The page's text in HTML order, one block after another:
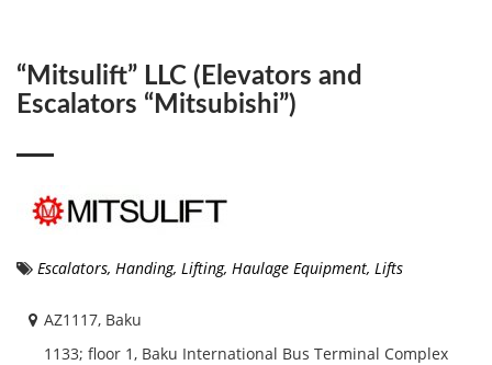
“Mitsulift” LLC (Elevators and
Escalators “Mitsubishi”)
Escalators, Handing, Lifting, Haulage Equipment, Lifts
AZ1117, Baku
1133; floor 1, Baku International Bus Terminal Complex